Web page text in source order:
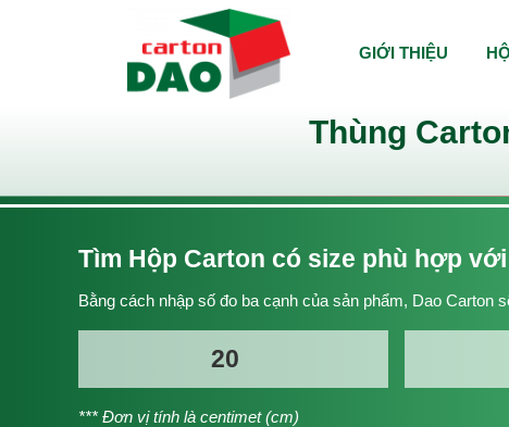
Thùng
Tìm Hộp Carton có size phù hợp
Bằng cách nhập số đo ba cạnh của sản phẩm, Dao Carton
*** Đơn vị tính là centimet (cm)
GIỚI THIỆU